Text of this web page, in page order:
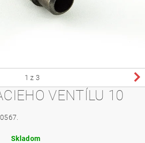
1 z 3
VENTÍLU 10
Skladom